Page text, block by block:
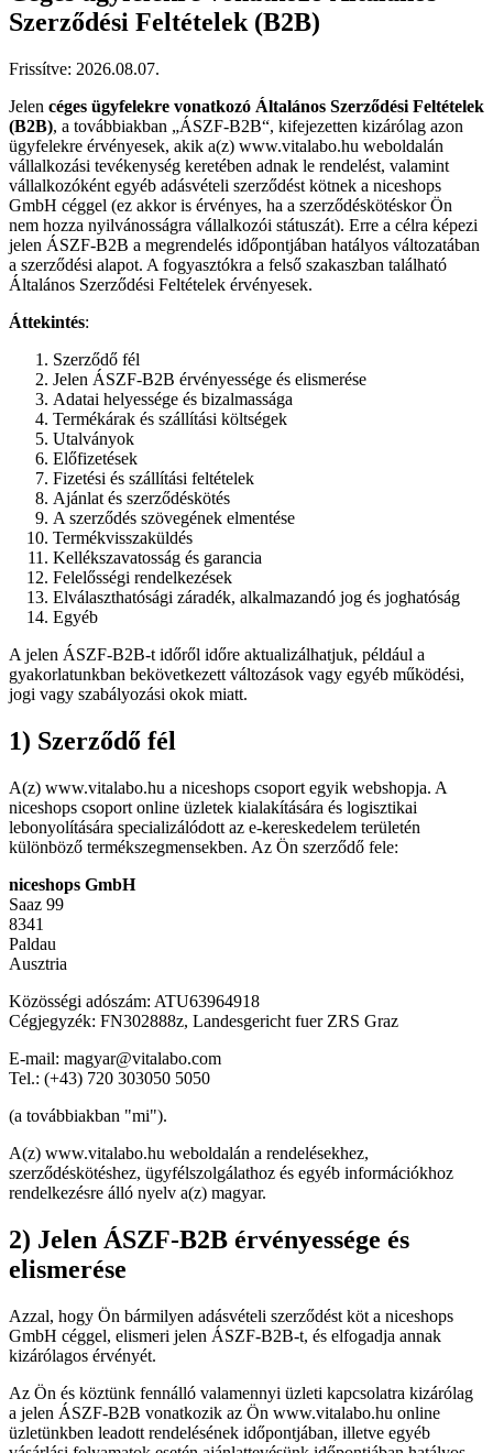
Szerződési Feltételek (B2B)
Frissítve: 2026.08.07.
Jelen céges ügyfelekre vonatkozó Általános Szerződési Feltételek
(B2B), a továbbiakban „ÁSZF-B2B“, kifejezetten kizárólag azon
ügyfelekre érvényesek, akik a(z) www.vitalabo.hu weboldalán
vállalkozási tevékenység keretében adnak le rendelést, valamint
vállalkozóként egyéb adásvételi szerződést kötnek a niceshops
GmbH céggel (ez akkor is érvényes, ha a szerződéskötéskor Ön
nem hozza nyilvánosságra vállalkozói státuszát). Erre a célra képezi
jelen ÁSZF-B2B a megrendelés időpontjában hatályos változatában
a szerződési alapot. A fogyasztókra a felső szakaszban található
Általános Szerződési Feltételek érvényesek.
Áttekintés:
Szerződő fél
Jelen ÁSZF-B2B érvényessége és elismerése
Adatai helyessége és bizalmassága
Termékárak és szállítási költségek
Utalványok
Előfizetések
Fizetési és szállítási feltételek
Ajánlat és szerződéskötés
A szerződés szövegének elmentése
Termékvisszaküldés
Kellékszavatosság és garancia
Felelősségi rendelkezések
Elválaszthatósági záradék, alkalmazandó jog és joghatóság
Egyéb
A jelen ÁSZF-B2B-t időről időre aktualizálhatjuk, például a
gyakorlatunkban bekövetkezett változások vagy egyéb működési,
jogi vagy szabályozási okok miatt.
1) Szerződő fél
A(z) www.vitalabo.hu a niceshops csoport egyik webshopja. A
niceshops csoport online üzletek kialakítására és logisztikai
lebonyolítására specializálódott az e-kereskedelem területén
különböző termékszegmensekben. Az Ön szerződő fele:
niceshops GmbH
Saaz 99
8341
Paldau
Ausztria
Közösségi adószám: ATU63964918
Cégjegyzék: FN302888z, Landesgericht fuer ZRS Graz
E-mail: magyar@vitalabo.com
Tel.: (+43) 720 303050 5050
(a továbbiakban "mi").
A(z) www.vitalabo.hu weboldalán a rendelésekhez,
szerződéskötéshez, ügyfélszolgálathoz és egyéb információkhoz
rendelkezésre álló nyelv a(z) magyar.
2) Jelen ÁSZF-B2B érvényessége és
elismerése
Azzal, hogy Ön bármilyen adásvételi szerződést köt a niceshops
GmbH céggel, elismeri jelen ÁSZF-B2B-t, és elfogadja annak
kizárólagos érvényét.
Az Ön és köztünk fennálló valamennyi üzleti kapcsolatra kizárólag
a jelen ÁSZF-B2B vonatkozik az Ön www.vitalabo.hu online
üzletünkben leadott rendelésének időpontjában, illetve egyéb